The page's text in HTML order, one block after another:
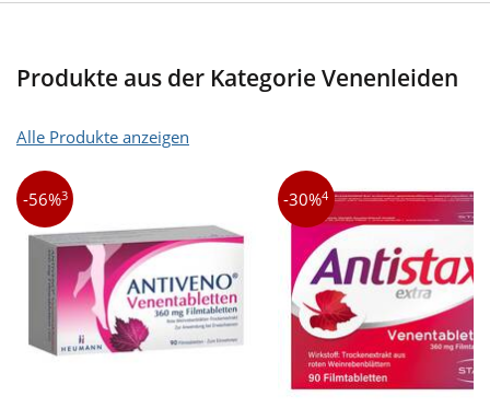
Produkte aus der Kategorie Venenleiden
Alle Produkte anzeigen
-56%3 -30%4